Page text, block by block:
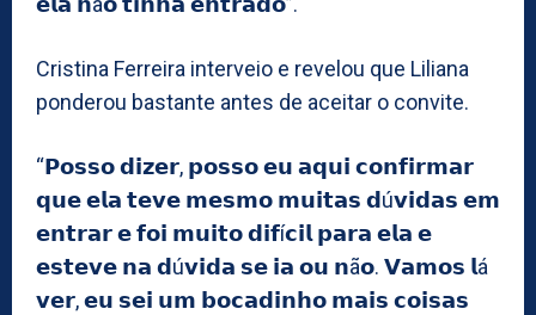
Cristina Ferreira interveio e revelou que Liliana
ponderou bastante antes de aceitar o convite.
“𝗣𝗼𝘀𝘀𝗼 𝗱𝗶𝘇𝗲𝗿, 𝗽𝗼𝘀𝘀𝗼 𝗲𝘂 𝗮𝗾𝘂𝗶 𝗰𝗼𝗻𝗳𝗶𝗿𝗺𝗮𝗿
𝗾𝘂𝗲 𝗲𝗹𝗮 𝘁𝗲𝘃𝗲 𝗺𝗲𝘀𝗺𝗼 𝗺𝘂𝗶𝘁𝗮𝘀 𝗱ú𝘃𝗶𝗱𝗮𝘀 𝗲𝗺
𝗲𝗻𝘁𝗿𝗮𝗿 𝗲 𝗳𝗼𝗶 𝗺𝘂𝗶𝘁𝗼 𝗱𝗶𝗳í𝗰𝗶𝗹 𝗽𝗮𝗿𝗮 𝗲𝗹𝗮 𝗲
𝗲𝘀𝘁𝗲𝘃𝗲 𝗻𝗮 𝗱ú𝘃𝗶𝗱𝗮 𝘀𝗲 𝗶𝗮 𝗼𝘂 𝗻ã𝗼. 𝗩𝗮𝗺𝗼𝘀 𝗹á
𝘃𝗲𝗿, 𝗲𝘂 𝘀𝗲𝗶 𝘂𝗺 𝗯𝗼𝗰𝗮𝗱𝗶𝗻𝗵𝗼 𝗺𝗮𝗶𝘀 𝗰𝗼𝗶𝘀𝗮𝘀